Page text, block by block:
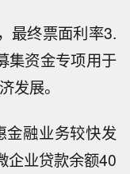
最终票面利率3.
集资金专项用于
发展。
金融业务较快发
企业贷款余额40